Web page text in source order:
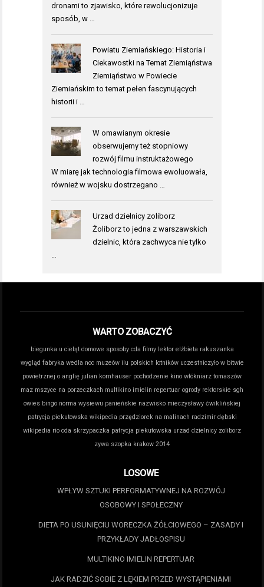
dronami to zjawisko, które rewolucjonizuje
sposób, w …
Powiatu Ziemiańskiego: Historia i
Ciekawostki na Temat Ziemiąństwa
Ziemiąństwo w Powiecie
Ziemiańskim to temat pełen fascynujących
historii i …
W omawianym okresie
obserwujemy też stopniowy
rozwój filmu instruktażowego
W miarę jak technologia filmowa ewoluowała,
również w wojsku dostrzegano …
Urzad dzielnicy zoliborz
Żoliborz to jedna z warszawskich
dzielnic, która zachwyca nie tylko
WARTO ZOBACZYĆ
biegunka u cieląt domowe sposoby cda filmy lektor elżbieta rakuszanka
wygląd fabryka wedla noc muzeów ilu polskich lotników uczestniczyło w bitwie
powietrznej o anglię julian kornhauser pochodzenie kino włókniarz tomaszów
maz mszyce na porzeczkach multikino imielin repertuar ogrody rektorskie sgh
owies bingo norma wysiewu panieńskie nazwisko mieczysławy ćwiklińskiej
patrycja piekutowska wikipedia przędziorek na malinach radzimir dębski
wikipedia rio cda skrzypaczka patrycja piekutowska urzad dzielnicy zoliborz
zywa szopka krakow 2014
LOSOWE
WPŁYW SZTUKI PERFORMATYWNEJ NA ROZWÓJ
OSOBOWY I SPOŁECZNY
DIETA PO USUNIĘCIU WORECZKA ŻÓŁCIOWEGO – ZASADY I
PRZYKŁADY JADŁOSPISU
MULTIKINO IMIELIN REPERTUAR
JAK RADZIĆ SOBIE Z LĘKIEM PRZED WYSTĄPIENIAMI